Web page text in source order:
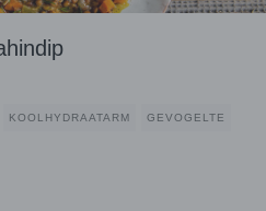
KOOLHYDRAATARM GEVOGELTE